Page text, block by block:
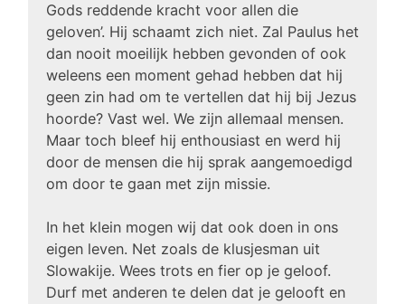
Gods reddende kracht voor allen die
geloven’. Hij schaamt zich niet. Zal Paulus het
dan nooit moeilijk hebben gevonden of ook
weleens een moment gehad hebben dat hij
geen zin had om te vertellen dat hij bij Jezus
hoorde? Vast wel. We zijn allemaal mensen.
Maar toch bleef hij enthousiast en werd hij
door de mensen die hij sprak aangemoedigd
om door te gaan met zijn missie.
In het klein mogen wij dat ook doen in ons
eigen leven. Net zoals de klusjesman uit
Slowakije. Wees trots en fier op je geloof.
Durf met anderen te delen dat je gelooft en